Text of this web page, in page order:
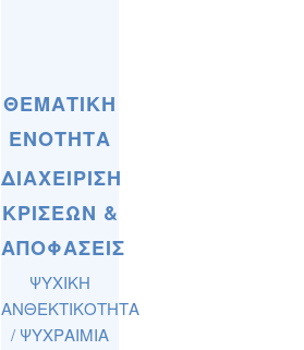
ΘΕΜΑΤΙΚΗ
ΕΝΟΤΗΤΑ
ΔΙΑΧΕΙΡΙΣΗ
ΚΡΙΣΕΩΝ &
ΑΠΟΦΑΣΕΙΣ
ΨΥΧΙΚΗ
ΑΝΘΕΚΤΙΚΟΤΗΤΑ
/ ΨΥΧΡΑΙΜΙΑ